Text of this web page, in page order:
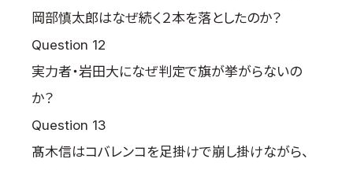
岡部慎太郎はなぜ続く２本を落としたのか？
Question 12
実力者・岩田大になぜ判定で旗が挙がらないの
か？
Question 13
髙木信はコバレンコを足掛けで崩し掛けながら、